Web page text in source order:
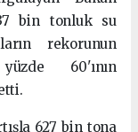
bin tonluk su
rekorunun
60'ının
627 bin tona